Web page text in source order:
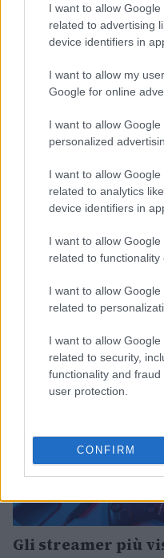
I want to allow
related to advertising
device identifiers in
I want to allow my
Google for online
I want to allow
personalized
I want to allow
related to analytics
device identifiers in
I want to allow
related to functionality
I want to allow
related to
I want to allow
related to security,
functionality and
user protection.
CONFIRM
ESPORTS
settimana
La prima settimana del
novità, tra notizie strane e
della settimana che…
ESPORTS
Gli streamer più